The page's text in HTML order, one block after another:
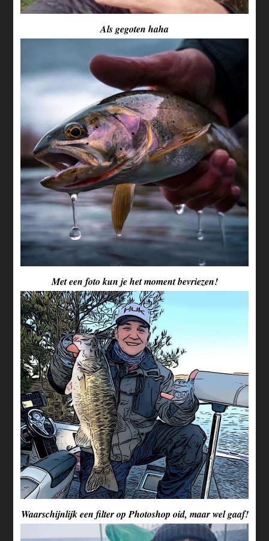
Als gegoten haha
Met een foto kun je het moment bevriezen!
Waarschijnlijk een filter op Photoshop oid, maar wel gaaf!